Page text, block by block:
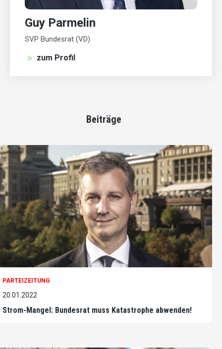
Guy Parmelin
SVP Bundesrat (VD)
zum Profil
Beiträge
PARTEIZEITUNG
20.01.2022
Strom-Mangel: Bundesrat muss Katastrophe abwenden!